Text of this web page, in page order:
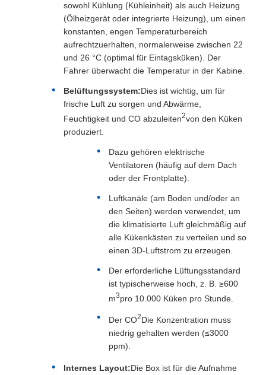
sowohl Kühlung (Kühleinheit) als auch Heizung
(Ölheizgerät oder integrierte Heizung), um einen
konstanten, engen Temperaturbereich
aufrechtzuerhalten, normalerweise zwischen 22
und 26 °C (optimal für Eintagsküken). Der
Fahrer überwacht die Temperatur in der Kabine.
Belüftungssystem:Dies ist wichtig, um für
frische Luft zu sorgen und Abwärme,
Feuchtigkeit und CO abzuleiten2von den Küken
produziert.
Dazu gehören elektrische
Ventilatoren (häufig auf dem Dach
oder der Frontplatte).
Luftkanäle (am Boden und/oder an
den Seiten) werden verwendet, um
die klimatisierte Luft gleichmäßig auf
alle Kükenkästen zu verteilen und so
einen 3D-Luftstrom zu erzeugen.
Der erforderliche Lüftungsstandard
ist typischerweise hoch, z. B. ≥600
m3pro 10.000 Küken pro Stunde.
Der CO2Die Konzentration muss
niedrig gehalten werden (≤3000
ppm).
Internes Layout:Die Box ist für die Aufnahme